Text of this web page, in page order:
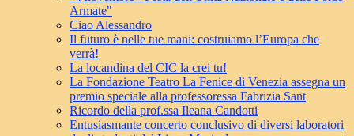
Armate"
Ciao Alessandro
Il futuro è nelle tue mani: costruiamo l’Europa che
verrà!
La locandina del CIC la crei tu!
La Fondazione Teatro La Fenice di Venezia assegna un
premio speciale alla professoressa Fabrizia Sant
Ricordo della prof.ssa Ileana Candotti
Entusiasmante concerto conclusivo di diversi laboratori